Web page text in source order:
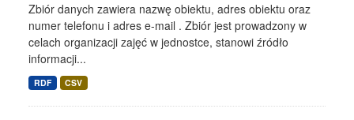
Zbiór danych zawiera nazwę obiektu, adres obiektu oraz
numer telefonu i adres e-mail . Zbiór jest prowadzony w
celach organizacji zajęć w jednostce, stanowi źródło
informacji...
RDF CSV